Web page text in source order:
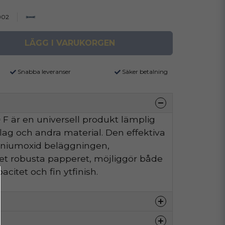
LÄGG I VARUKORGEN
Snabba leveranser Säker betalning
F är en universell produkt lämplig
och andra material. Den effektiva
beläggningen,
robusta papperet, möjliggör både
och fin ytfinish.